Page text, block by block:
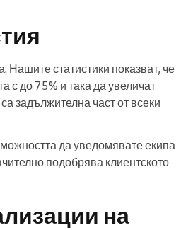
статистики показват, че
с до 75% и така да увеличат
са задължителна част от всеки
да уведомявате екипа
подобрява клиентското
на